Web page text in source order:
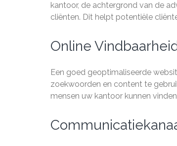
kantoor, de achtergrond van de
cliënten. Dit helpt potentiële
Online
Een goed geoptimaliseerde
zoekwoorden en content te
mensen uw kantoor kunnen